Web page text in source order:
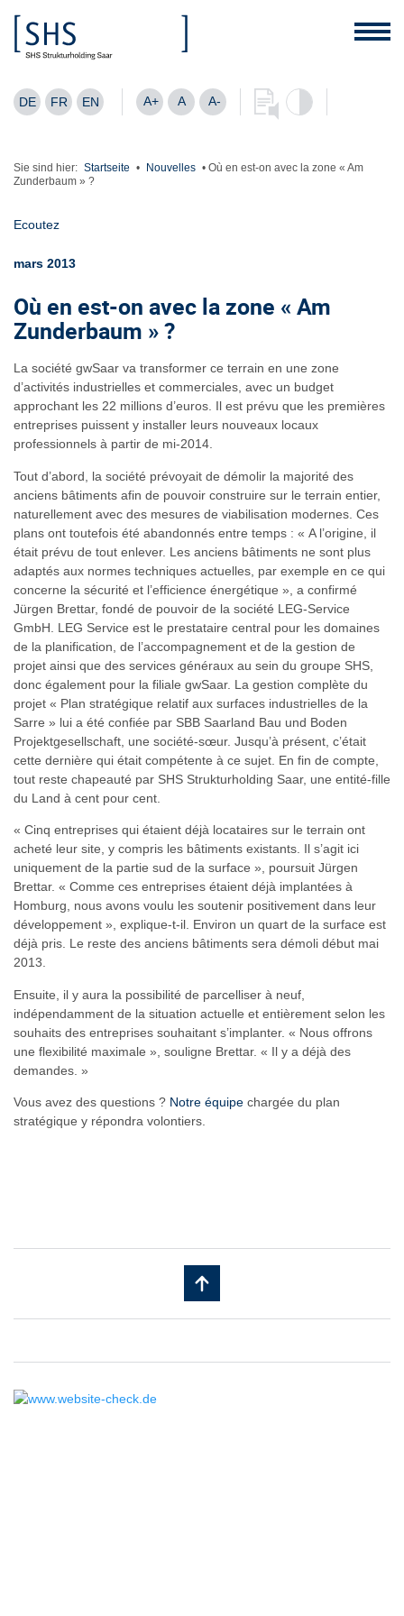
DE FR EN A+ A A-
Sie sind hier: Startseite • Nouvelles • Où en est-on avec la zone « Am
Zunderbaum » ?
Ecoutez
mars 2013
Où en est-on avec la zone « Am
Zunderbaum » ?
La société gwSaar va transformer ce terrain en une zone
d’activités industrielles et commerciales, avec un budget
approchant les 22 millions d’euros. Il est prévu que les premières
entreprises puissent y installer leurs nouveaux locaux
professionnels à partir de mi-2014.
Tout d’abord, la société prévoyait de démolir la majorité des
anciens bâtiments afin de pouvoir construire sur le terrain entier,
naturellement avec des mesures de viabilisation modernes. Ces
plans ont toutefois été abandonnés entre temps : « A l’origine, il
était prévu de tout enlever. Les anciens bâtiments ne sont plus
adaptés aux normes techniques actuelles, par exemple en ce qui
concerne la sécurité et l’efficience énergétique », a confirmé
Jürgen Brettar, fondé de pouvoir de la société LEG-Service
GmbH. LEG Service est le prestataire central pour les domaines
de la planification, de l’accompagnement et de la gestion de
projet ainsi que des services généraux au sein du groupe SHS,
donc également pour la filiale gwSaar. La gestion complète du
projet « Plan stratégique relatif aux surfaces industrielles de la
Sarre » lui a été confiée par SBB Saarland Bau und Boden
Projektgesellschaft, une société-sœur. Jusqu’à présent, c’était
cette dernière qui était compétente à ce sujet. En fin de compte,
tout reste chapeauté par SHS Strukturholding Saar, une entité-fille
du Land à cent pour cent.
« Cinq entreprises qui étaient déjà locataires sur le terrain ont
acheté leur site, y compris les bâtiments existants. Il s’agit ici
uniquement de la partie sud de la surface », poursuit Jürgen
Brettar. « Comme ces entreprises étaient déjà implantées à
Homburg, nous avons voulu les soutenir positivement dans leur
développement », explique-t-il. Environ un quart de la surface est
déjà pris. Le reste des anciens bâtiments sera démoli début mai
2013.
Ensuite, il y aura la possibilité de parcelliser à neuf,
indépendamment de la situation actuelle et entièrement selon les
souhaits des entreprises souhaitant s’implanter. « Nous offrons
une flexibilité maximale », souligne Brettar. « Il y a déjà des
demandes. »
Vous avez des questions ? Notre équipe chargée du plan
stratégique y répondra volontiers.